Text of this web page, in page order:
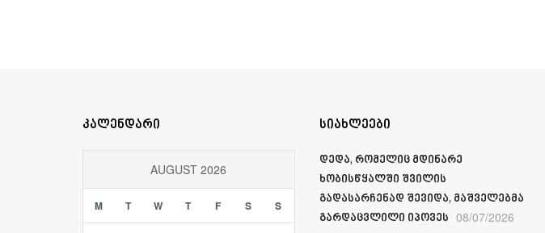
კალენდარი
AUGUST 2026
M T W T F S S
სიახლეები
დედა, რომელიც მდინარე
ხობისწყალში შვილის
გადასარჩენად შევიდა, მაშველებმა
გარდაცვლილი იპოვეს 08/07/2026